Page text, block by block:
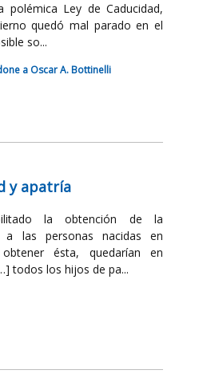
Ley de Caducidad,
quedó mal parado en el
so...
a Oscar A. Bottinelli
y apatría
la obtención de la
a las personas nacidas en
ésta, quedarían en
todos los hijos de pa...